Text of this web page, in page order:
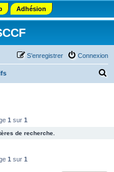
Adhésion
Connexion
S’enregistrer
1 sur 1
de recherche.
1 sur 1